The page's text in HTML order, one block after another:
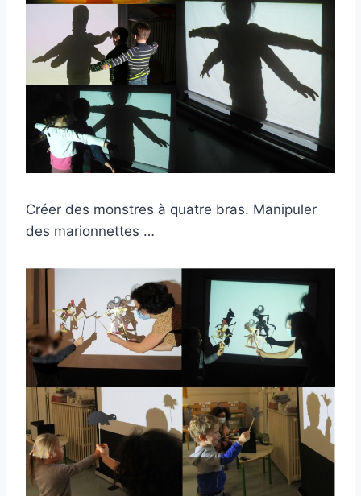
Créer des monstres à quatre bras. Manipuler
des marionnettes …